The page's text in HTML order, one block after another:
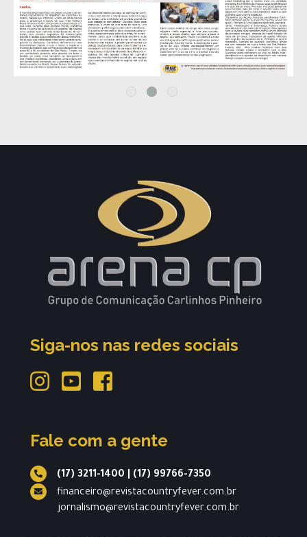
Siga-nos nas redes sociais
Fale com a gente
(17) 3211-1400
(17) 99766-7350
financeiro@revistacountryfever.com.br
jornalismo@revistacountryfever.com.br